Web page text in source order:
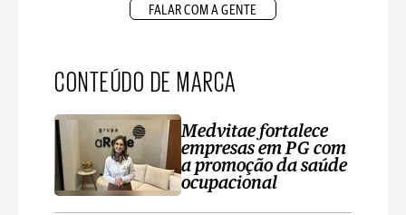
FALAR COM A GENTE
CONTEÚDO DE MARCA
Medvitae fortalece
empresas em PG com
a promoção da saúde
ocupacional